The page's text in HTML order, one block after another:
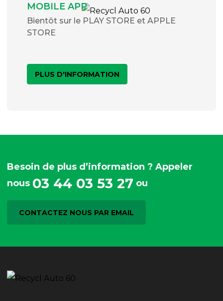
MOBILE APP
Bientôt sur le PLAY STORE et APPLE
STORE
PLUS D'INFORMATION
Besoin de plus d’information ? Appeler
nous 03 44 03 53 27 ou
CONTACTEZ NOUS PAR EMAIL